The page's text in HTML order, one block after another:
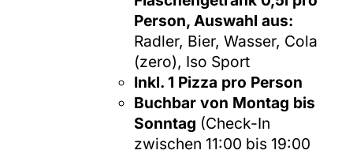
Person, Auswahl aus:
Radler, Bier, Wasser, Cola
(zero), Iso Sport
Inkl. 1 Pizza pro Person
Buchbar von Montag bis
Sonntag (Check-In
zwischen 11:00 bis 19:00